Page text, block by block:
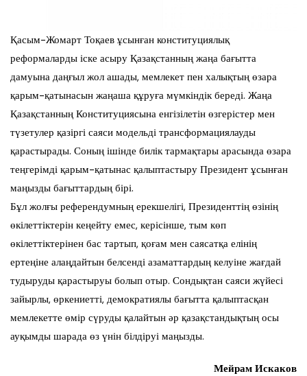
Қасым-Жомарт Тоқаев ұсынған конституциялық
реформаларды іске асыру Қазақстанның жаңа бағытта
дамуына даңғыл жол ашады, мемлекет пен халықтың өзара
қарым-қатынасын жаңаша құруға мүмкіндік береді. Жаңа
Қазақстанның Конституциясына енгізілетін өзгерістер мен
түзетулер қазіргі саяси модельді трансформациялауды
қарастырады. Соның ішінде билік тармақтары арасында өзара
теңгерімді қарым-қатынас қалыптастыру Президент ұсынған
маңызды бағыттардың бірі.
Бұл жолғы референдумның ерекшелігі, Президенттің өзінің
өкілеттіктерін кеңейту емес, керісінше, тым көп
өкілеттіктерінен бас тартып, қоғам мен саясатқа елінің
ертеңіне алаңдайтын белсенді азаматтардың келуіне жағдай
тудыруды қарастыруы болып отыр. Сондықтан саяси жүйесі
зайырлы, өркениетті, демократиялы бағытта қалыптасқан
мемлекетте өмір сүруды қалайтын әр қазақстандықтың осы
ауқымды шарада өз үнін білдіруі маңызды.
Мейрам Искаков